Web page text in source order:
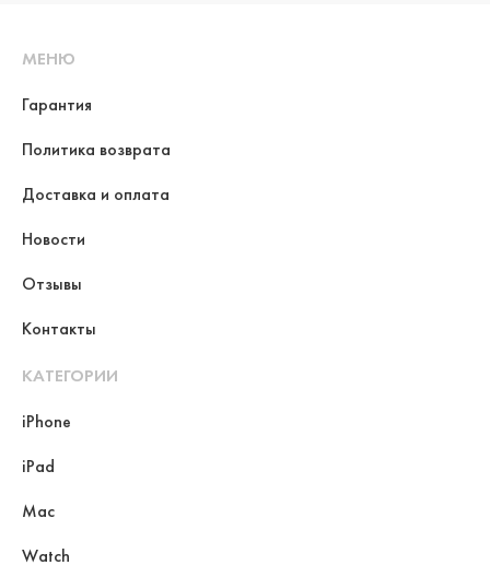
МЕНЮ
Гарантия
Политика возврата
Доставка и оплата
Новости
Отзывы
Контакты
КАТЕГОРИИ
iPhone
iPad
Mac
Watch